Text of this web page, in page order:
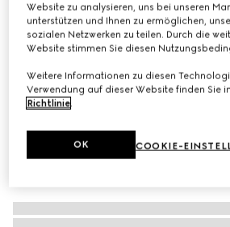
Website zu analysieren, uns bei unseren
unterstützen und Ihnen zu ermöglichen,
sozialen Netzwerken zu teilen. Durch die
Website stimmen Sie diesen
Weitere Informationen zu diesen
Verwendung auf dieser Website finden Sie
Richtlinie.
COOKIE-
OK